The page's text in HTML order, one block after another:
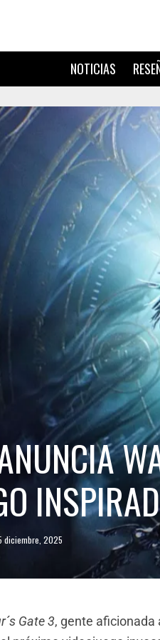
NOTICIAS
diciembre, 2025
Gate 3, gente aficionada